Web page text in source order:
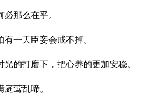
那么在乎。
一天臣妾会戒不掉。
的打磨下，把心养的更加安稳。
莺乱啼。